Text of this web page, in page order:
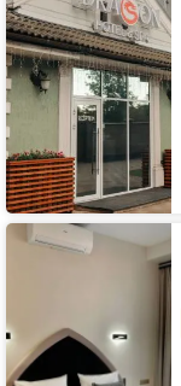
Бутик-